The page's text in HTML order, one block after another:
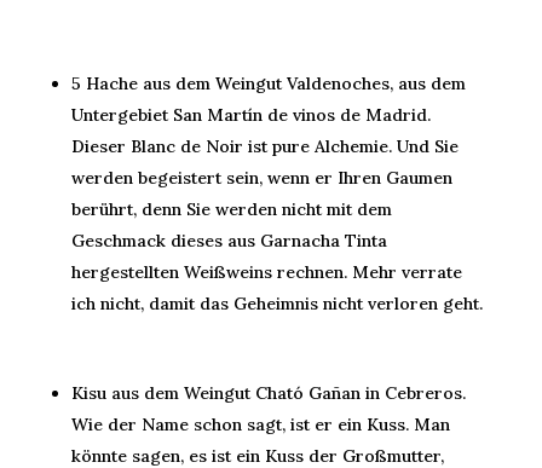
5 Hache aus dem Weingut Valdenoches, aus dem
Untergebiet San Martín de vinos de Madrid.
Dieser Blanc de Noir ist pure Alchemie. Und Sie
werden begeistert sein, wenn er Ihren Gaumen
berührt, denn Sie werden nicht mit dem
Geschmack dieses aus Garnacha Tinta
hergestellten Weißweins rechnen. Mehr verrate
ich nicht, damit das Geheimnis nicht verloren geht.
Kisu aus dem Weingut Cható Gañan in Cebreros.
Wie der Name schon sagt, ist er ein Kuss. Man
könnte sagen, es ist ein Kuss der Großmutter,